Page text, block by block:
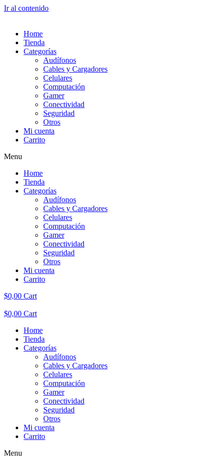
Ir al contenido
Home
Tienda
Categorías
Audífonos
Cables y Cargadores
Celulares
Computación
Gamer
Conectividad
Seguridad
Otros
Mi cuenta
Carrito
Menu
Home
Tienda
Categorías
Audífonos
Cables y Cargadores
Celulares
Computación
Gamer
Conectividad
Seguridad
Otros
Mi cuenta
Carrito
$0,00 Cart
$0,00 Cart
Home
Tienda
Categorías
Audífonos
Cables y Cargadores
Celulares
Computación
Gamer
Conectividad
Seguridad
Otros
Mi cuenta
Carrito
Menu